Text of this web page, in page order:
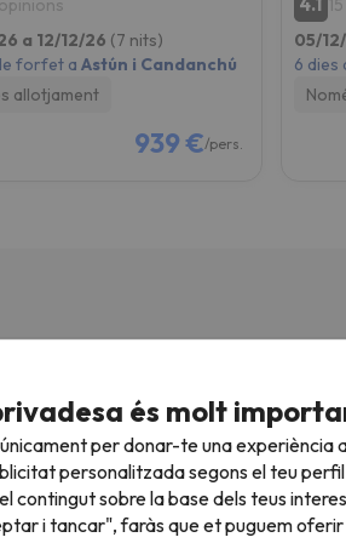
a 12/12/26 (7 nits)
forfet a Astún i Candanchú
allotjament
939 €/pers.
4.1
05/
6
Pirenarium
Pirenarium, ¡econòmic i
és molt
per donar-te una experiència
personalitzada segons el teu
contingut sobre la base dels teus
i tancar", faràs que et puguem